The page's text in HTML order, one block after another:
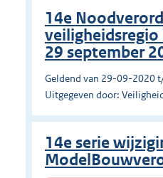
14e
29 september
Geldend van 29-09-2020
Uitgegeven door:
14e serie